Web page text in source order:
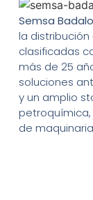
Semsa
la
clasificadas
más de 25
soluciones
y un amplio
petroquímica,
de